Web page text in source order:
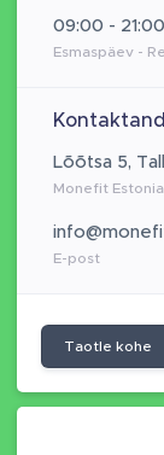
09:00 - 21:00
Esmaspäev -
Lõõtsa 5,
Monefit
E-post
Taotle kohe